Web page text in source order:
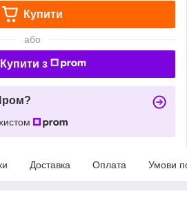
Купити
або
Купити з
Доставка Оплата Умови